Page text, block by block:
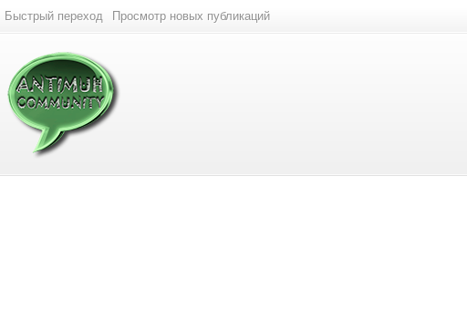
Быстрый переход Просмотр новых публикаций